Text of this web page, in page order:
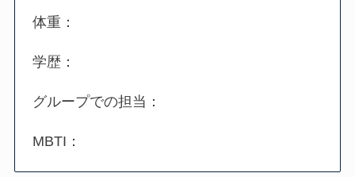
体重：
学歴：
グループでの担当：
MBTI：